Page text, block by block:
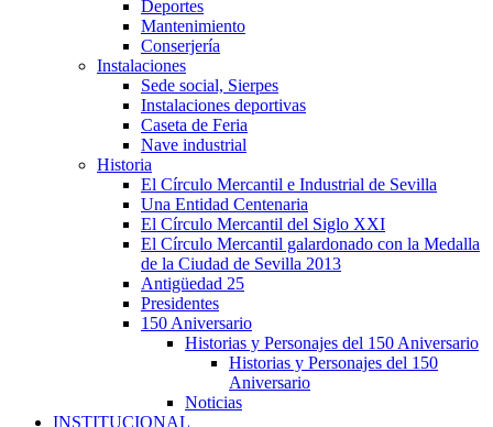
Deportes
Mantenimiento
Conserjería
Instalaciones
Sede social, Sierpes
Instalaciones deportivas
Caseta de Feria
Nave industrial
Historia
El Círculo Mercantil e Industrial de Sevilla
Una Entidad Centenaria
El Círculo Mercantil del Siglo XXI
El Círculo Mercantil galardonado con la Medalla
de la Ciudad de Sevilla 2013
Antigüedad 25
Presidentes
150 Aniversario
Historias y Personajes del 150 Aniversario
Historias y Personajes del 150
Aniversario
Noticias
INSTITUCIONAL